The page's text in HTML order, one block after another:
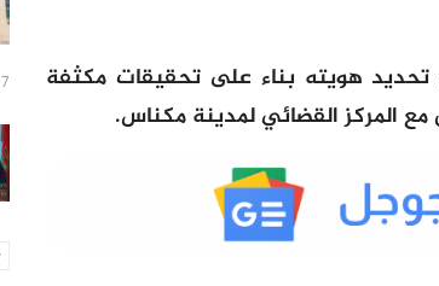
هويته بناء على تحقيقات مكثفة
المركز القضائي لمدينة مكناس.
7 ساعات منذ